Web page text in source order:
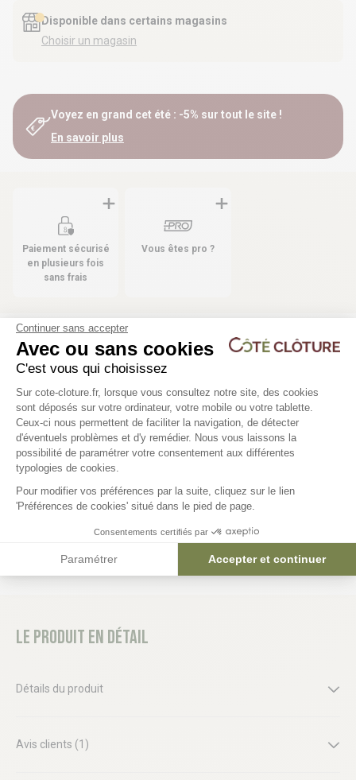
Disponible dans certains magasins
Choisir un magasin
Voyez en grand cet été : -5% sur tout le site !
En savoir plus
Paiement sécurisé
en plusieurs fois
sans frais
Vous êtes pro ?
Les produits compatibles
2 déclinaisons
Cloture barreaudée aluminium
H0m75 - MANOIR
161,58 €
Poteau sur platine
clôture - MANOIR
Le produit en détail
Détails du produit
Avis clients (1)
Continuer sans accepter
Avec ou sans cookies
C'est vous qui choisissez
Plateforme de Gestion du
Sur cote-cloture.fr, lorsque vous consultez notre site, des cookies
sont déposés sur votre ordinateur, votre mobile ou votre tablette.
Ceux-ci nous permettent de faciliter la navigation, de détecter
d'éventuels problèmes et d'y remédier. Nous vous laissons la
possibilité de paramétrer votre consentement aux différentes
typologies de cookies.
Pour modifier vos préférences par la suite, cliquez sur le lien
'Préférences de cookies' situé dans le pied de page.
Consentements certifiés par
Paramétrer Accepter et continuer
Axeptio consent